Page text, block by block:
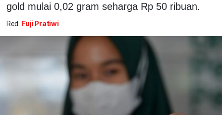
gold mulai 0,02 gram seharga Rp 50 ribuan.
Red: Fuji Pratiwi